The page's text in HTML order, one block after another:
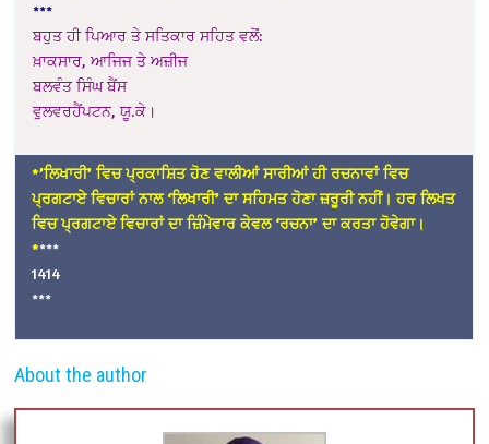
***
ਬਹੁਤ ਹੀ ਪਿਆਰ ਤੇ ਸਤਿਕਾਰ ਸਹਿਤ ਵਲੋਂ:
ਖ਼ਾਕਸਾਰ, ਆਜਿਜ ਤੇ ਅਜ਼ੀਜ
ਬਲਵੰਤ ਸਿੰਘ ਬੈਂਸ
ਵੁਲਵਰਹੈਂਪਟਨ, ਯੂ.ਕੇ।
*’ਲਿਖਾਰੀ’ ਵਿਚ ਪ੍ਰਕਾਸ਼ਿਤ ਹੋਣ ਵਾਲੀਆਂ ਸਾਰੀਆਂ ਹੀ ਰਚਨਾਵਾਂ ਵਿਚ
ਪ੍ਰਗਟਾਏ ਵਿਚਾਰਾਂ ਨਾਲ ‘ਲਿਖਾਰੀ’ ਦਾ ਸਹਿਮਤ ਹੋਣਾ ਜ਼ਰੂਰੀ ਨਹੀਂ। ਹਰ ਲਿਖਤ
ਵਿਚ ਪ੍ਰਗਟਾਏ ਵਿਚਾਰਾਂ ਦਾ ਜ਼ਿੰਮੇਵਾਰ ਕੇਵਲ ‘ਰਚਨਾ’ ਦਾ ਕਰਤਾ ਹੋਵੇਗਾ।
****
1414
***
About the author